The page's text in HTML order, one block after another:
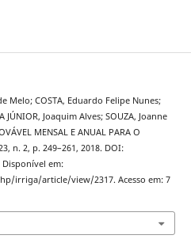
Melo; COSTA, Eduardo Felipe Nunes;
Joaquim Alves; SOUZA, Joanne
MENSAL E ANUAL PARA O
n. 2, p. 249–261, 2018. DOI:
Disponível em:
irriga/article/view/2317. Acesso em: 7